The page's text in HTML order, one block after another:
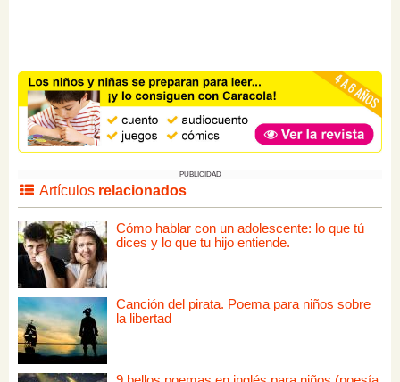
PUBLICIDAD
Artículos relacionados
Cómo hablar con un adolescente: lo que tú
dices y lo que tu hijo entiende.
Canción del pirata. Poema para niños sobre
la libertad